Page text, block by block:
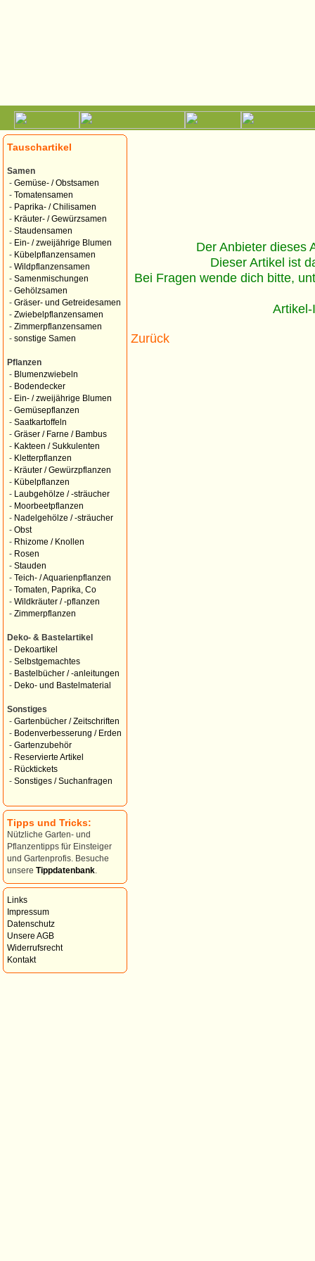
Tauschartikel
Samen
- Gemüse- / Obstsamen
- Tomatensamen
- Paprika- / Chilisamen
- Kräuter- / Gewürzsamen
- Staudensamen
- Ein- / zweijährige Blumen
- Kübelpflanzensamen
- Wildpflanzensamen
- Samenmischungen
- Gehölzsamen
- Gräser- und Getreidesamen
- Zwiebelpflanzensamen
- Zimmerpflanzensamen
- sonstige Samen
Pflanzen
- Blumenzwiebeln
- Bodendecker
- Ein- / zweijährige Blumen
- Gemüsepflanzen
- Saatkartoffeln
- Gräser / Farne / Bambus
- Kakteen / Sukkulenten
- Kletterpflanzen
- Kräuter / Gewürzpflanzen
- Kübelpflanzen
-
Laubgehölze / -sträucher
- Moorbeetpflanzen
- Nadelgehölze / -sträucher
- Obst
- Rhizome / Knollen
- Rosen
- Stauden
- Teich- / Aquarienpflanzen
- Tomaten, Paprika, Co
- Wildkräuter / -pflanzen
- Zimmerpflanzen
Deko- & Bastelartikel
- Dekoartikel
- Selbstgemachtes
- Bastelbücher / -anleitungen
- Deko- und Bastelmaterial
Sonstiges
- Gartenbücher / Zeitschriften
- Bodenverbesserung / Erden
- Gartenzubehör
- Reservierte Artikel
- Rücktickets
- Sonstiges / Suchanfragen
Tipps und Tricks:
Nützliche Garten- und
Pflanzentipps für Einsteiger
und Gartenprofis. Besuche
unsere Tippdatenbank
Links
Impressum
Datenschutz
Unsere AGB
Widerrufsrecht
Kontakt
Der Anbieter dieses
Dieser Artikel ist
Bei Fragen wende dich bitte,
Zurück